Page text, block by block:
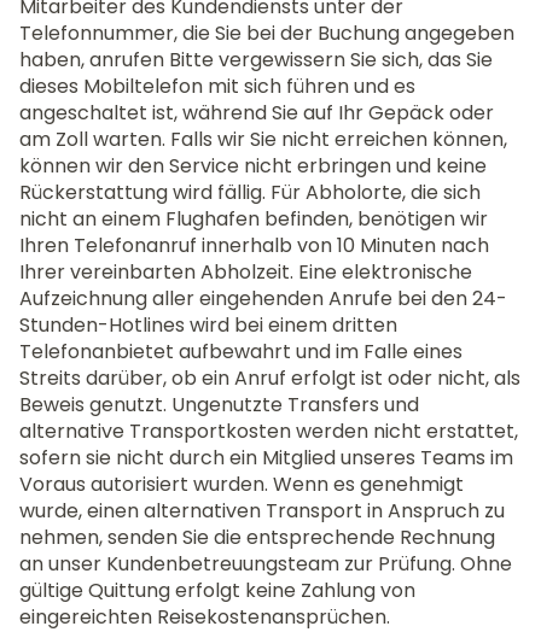
Mitarbeiter des Kundendiensts unter der
Telefonnummer, die Sie bei der Buchung angegeben
haben, anrufen Bitte vergewissern Sie sich, das Sie
dieses Mobiltelefon mit sich führen und es
angeschaltet ist, während Sie auf Ihr Gepäck oder
am Zoll warten. Falls wir Sie nicht erreichen können,
können wir den Service nicht erbringen und keine
Rückerstattung wird fällig. Für Abholorte, die sich
nicht an einem Flughafen befinden, benötigen wir
Ihren Telefonanruf innerhalb von 10 Minuten nach
Ihrer vereinbarten Abholzeit. Eine elektronische
Aufzeichnung aller eingehenden Anrufe bei den 24-
Stunden-Hotlines wird bei einem dritten
Telefonanbietet aufbewahrt und im Falle eines
Streits darüber, ob ein Anruf erfolgt ist oder nicht, als
Beweis genutzt. Ungenutzte Transfers und
alternative Transportkosten werden nicht erstattet,
sofern sie nicht durch ein Mitglied unseres Teams im
Voraus autorisiert wurden. Wenn es genehmigt
wurde, einen alternativen Transport in Anspruch zu
nehmen, senden Sie die entsprechende Rechnung
an unser Kundenbetreuungsteam zur Prüfung. Ohne
gültige Quittung erfolgt keine Zahlung von
eingereichten Reisekostenansprüchen.